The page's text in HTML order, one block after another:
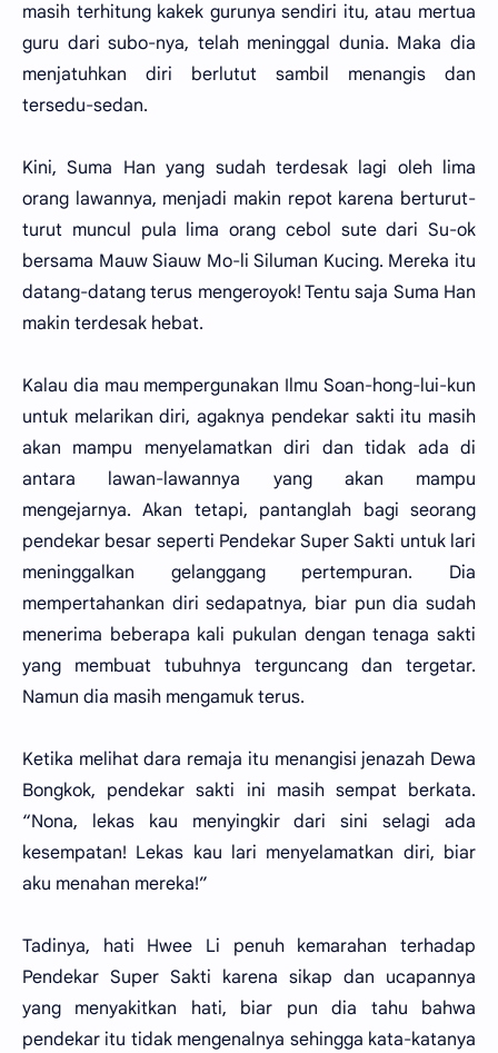
masih terhitung kakek gurunya sendiri itu, atau mertua
guru dari subo-nya, telah meninggal dunia. Maka dia
menjatuhkan diri berlutut sambil menangis dan
tersedu-sedan.
Kini, Suma Han yang sudah terdesak lagi oleh lima
orang lawannya, menjadi makin repot karena berturut-
turut muncul pula lima orang cebol sute dari Su-ok
bersama Mauw Siauw Mo-li Siluman Kucing. Mereka itu
datang-datang terus mengeroyok! Tentu saja Suma Han
makin terdesak hebat.
Kalau dia mau mempergunakan Ilmu Soan-hong-lui-kun
untuk melarikan diri, agaknya pendekar sakti itu masih
akan mampu menyelamatkan diri dan tidak ada di
antara lawan-lawannya yang akan mampu
mengejarnya. Akan tetapi, pantanglah bagi seorang
pendekar besar seperti Pendekar Super Sakti untuk lari
meninggalkan gelanggang pertempuran. Dia
mempertahankan diri sedapatnya, biar pun dia sudah
menerima beberapa kali pukulan dengan tenaga sakti
yang membuat tubuhnya terguncang dan tergetar.
Namun dia masih mengamuk terus.
Ketika melihat dara remaja itu menangisi jenazah Dewa
Bongkok, pendekar sakti ini masih sempat berkata.
“Nona, lekas kau menyingkir dari sini selagi ada
kesempatan! Lekas kau lari menyelamatkan diri, biar
aku menahan mereka!”
Tadinya, hati Hwee Li penuh kemarahan terhadap
Pendekar Super Sakti karena sikap dan ucapannya
yang menyakitkan hati, biar pun dia tahu bahwa
pendekar itu tidak mengenalnya sehingga kata-katanya